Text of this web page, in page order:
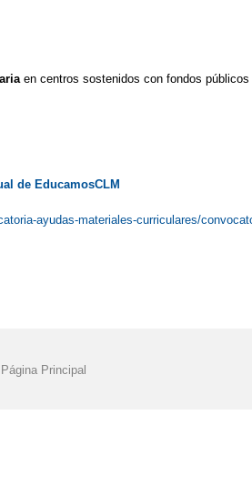
en centros sostenidos con fondos
de EducamosCLM
ayudas-materiales-curriculares/
Página Principal